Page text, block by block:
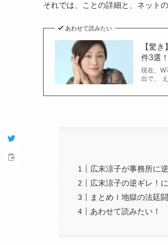
それでは、ことの詳細と、ネット
あわせて読みたい
【驚
件3選！
現在、W
出で、
広末涼子が事務所に逆
広末涼子の逆ギレ！
まとめｌ地獄の法廷
あわせて読みたい！